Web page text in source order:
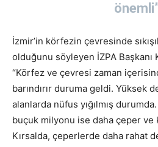
İzmir’in körfezin çevresinde
olduğunu söyleyen İZPA Başkanı
“Körfez ve çevresi zaman
barındırır duruma geldi. Yüksek
alanlarda nüfus yığılmış
buçuk milyonu ise daha çeper ve
Kırsalda, çeperlerde daha rahat